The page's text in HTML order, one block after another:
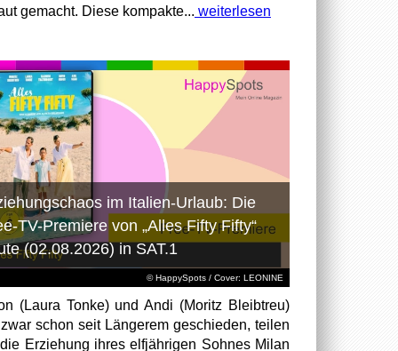
gemacht. Diese kompakte... weiterlesen
© HappySpots / Cover: LEONINE
im Italien-Urlaub: Die
TV-Premiere von „Alles Fifty Fifty“
(02.08.2026) in SAT.1
(Laura Tonke) und Andi (Moritz Bleibtreu)
schon seit Längerem geschieden, teilen
Erziehung ihres elfjährigen Sohnes Milan